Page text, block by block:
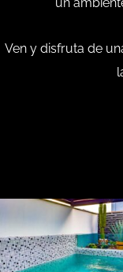
Ven y disfruta de